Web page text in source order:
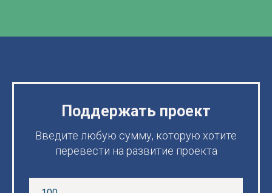
Поддержать проект
Введите любую сумму, которую хотите
перевести на развитие проекта